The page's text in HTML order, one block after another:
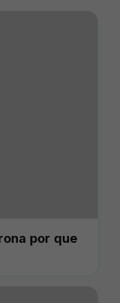
por que